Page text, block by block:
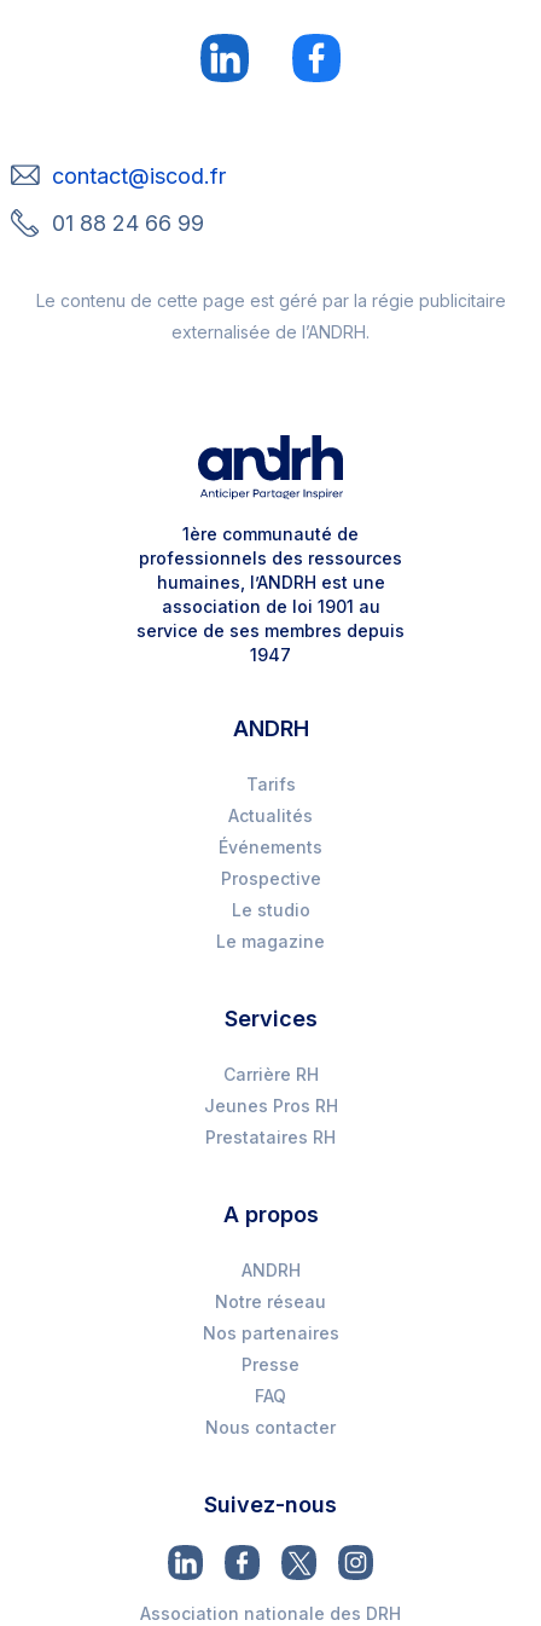
contact@iscod.fr
01 88 24 66 99
Le contenu de cette page est géré par la régie publicitaire
externalisée de l’ANDRH.
1ère communauté de
professionnels des ressources
humaines, l’ANDRH est une
association de loi 1901 au
service de ses membres depuis
1947
ANDRH
Tarifs
Actualités
Événements
Prospective
Le studio
Le magazine
Services
Carrière RH
Jeunes Pros RH
Prestataires RH
A propos
ANDRH
Notre réseau
Nos partenaires
Presse
FAQ
Nous contacter
Suivez-nous
Association nationale des DRH